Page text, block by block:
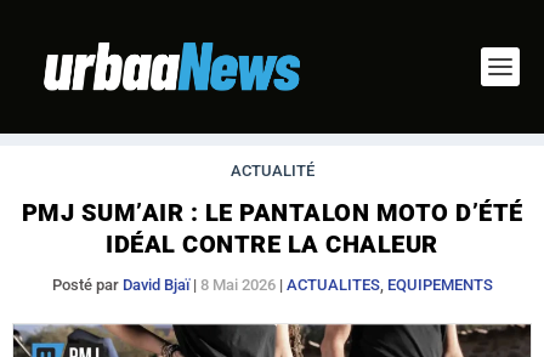
ACTUALITÉ
PMJ SUM’AIR : LE PANTALON MOTO D’ÉTÉ
IDÉAL CONTRE LA CHALEUR
Posté par David Bjaï| 8 Mai 2026| ACTUALITES, EQUIPEMENTS